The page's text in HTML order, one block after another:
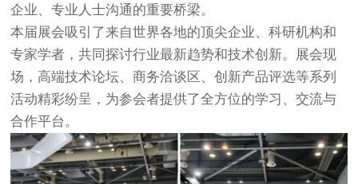
企业、专业人士沟通的重要桥梁。
本届展会吸引了来自世界各地的顶尖企业、科研机构和
专家学者，共同探讨行业最新趋势和技术创新。展会现
场，高端技术论坛、商务洽谈区、创新产品评选等系列
活动精彩纷呈，为参会者提供了全方位的学习、交流与
合作平台。